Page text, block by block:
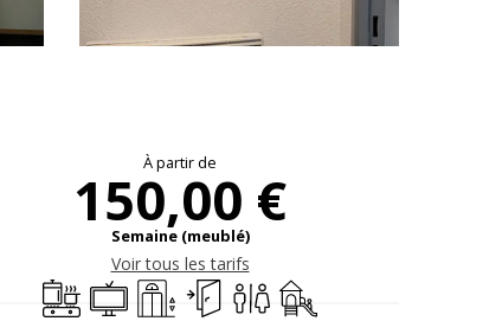
Ouverture et
À partir de
150,00 €
Semaine (meublé)
Voir tous les tarifs
Plaque de cuisson
TélévisionAscenseurEntrée indépendante
ToilettesJeux pour enfants /